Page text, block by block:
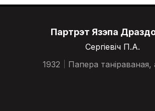
Партрэт Язэпа
Сергіевіч П.А.
1932
Папера таніраваная,